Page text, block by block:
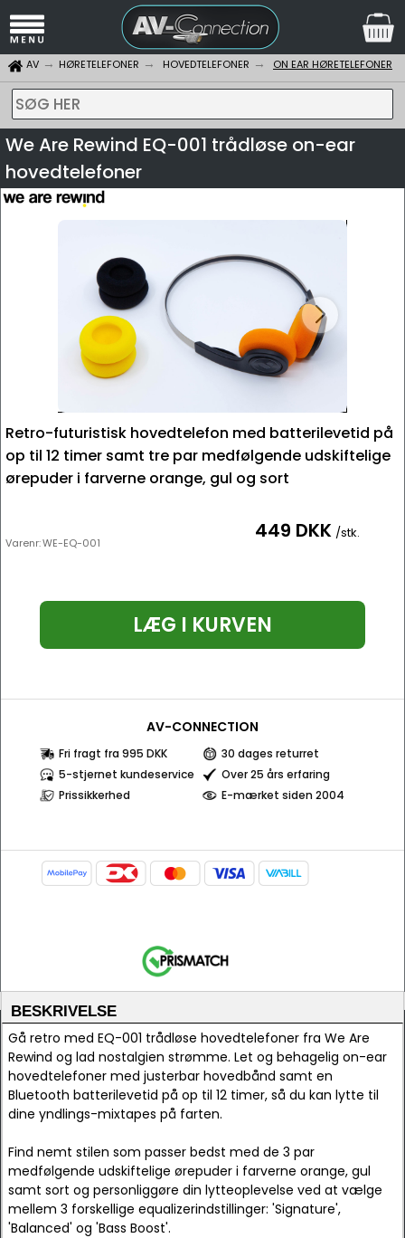
AV HØRETELEFONER HOVEDTELEFONER ON EAR HØRETELEFONER
SØG HER
We Are Rewind EQ-001 trådløse on-ear
hovedtelefoner
Retro-futuristisk hovedtelefon med batterilevetid på
op til 12 timer samt tre par medfølgende udskiftelige
ørepuder i farverne orange, gul og sort
Varenr:WE-EQ-001 449 DKK /stk.
LÆG I KURVEN
AV-CONNECTION
Fri fragt fra 995 DKK
30 dages returret
5-stjernet kundeservice
Over 25 års erfaring
Prissikkerhed
E-mærket siden 2004
BESKRIVELSE
Gå retro med EQ-001 trådløse hovedtelefoner fra We Are
Rewind og lad nostalgien strømme. Let og behagelig on-ear
hovedtelefoner med justerbar hovedbånd samt en
Bluetooth batterilevetid på op til 12 timer, så du kan lytte til
dine yndlings-mixtapes på farten.
Find nemt stilen som passer bedst med de 3 par
medfølgende udskiftelige ørepuder i farverne orange, gul
samt sort og personliggøre din lytteoplevelse ved at vælge
mellem 3 forskellige equalizerindstillinger: 'Signature',
'Balanced' og 'Bass Boost'.